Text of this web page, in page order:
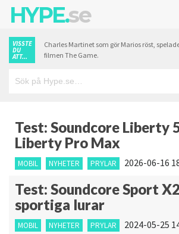
HYPE.se
VISSTE
DU
ATT...
Charles Martinet som gör Marios röst,
filmen The Game.
Test: Soundcore Liberty
Liberty Pro Max
MOBIL NYHETER PRYLAR 2026-06-16
Test: Soundcore Sport
sportiga lurar
MOBIL NYHETER PRYLAR 2024-05-25